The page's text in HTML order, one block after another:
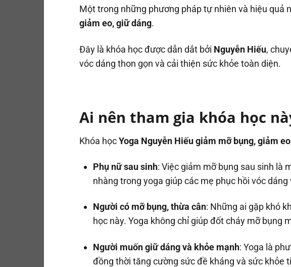
Một trong những phương pháp tự nhiên và hiệu quả
giảm eo, giữ dáng.
Đây là khóa học được dẫn dắt bởi Nguyễn Hiếu,
vóc dáng thon gọn và cải thiện sức khỏe toàn diện.
Ai nên tham gia khóa học
Khóa họcYoga Nguyễn Hiếu giảm mỡ bụng, giảm
Phụ nữ sau sinh: Việc giảm mỡ bụng sau sinh là
nhàng trong yoga giúp các mẹ phục hồi vóc
Người có mỡ bụng, thừa cân: Những ai gặp khó
học này. Yoga không chỉ giúp đốt cháy mỡ bụng
Người muốn giữ dáng và khỏe mạnh: Yoga là
đồng thời tăng cường sức đề kháng và sức khỏe